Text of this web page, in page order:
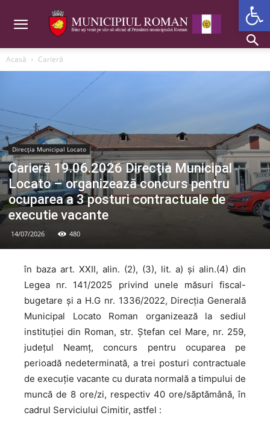
Acasă Carieră
Direcția Municipal Locato
Carieră 19.06.2026 Direcţia Municipal
Locato – organizează concurs pentru
ocuparea a 3 posturi contractuale de
executie vacante
14/07/2026 480
în baza art. XXII, alin. (2), (3), lit. a) şi alin.(4) din
Legea nr. 141/2025 privind unele măsuri fiscal-
bugetare și a H.G nr. 1336/2022, Direcţia Generală
Municipal Locato Roman organizează la sediul
instituției din Roman, str. Ștefan cel Mare, nr. 259,
județul Neamț, concurs pentru ocuparea pe
perioadă nedeterminată, a trei posturi contractuale
de execuţie vacante cu durata normală a timpului de
muncă de 8 ore/zi, respectiv 40 ore/săptămână, în
cadrul Serviciului Cimitir, astfel :